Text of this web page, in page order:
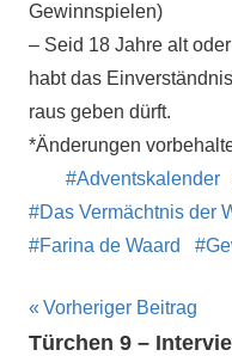
Gewinnspielen)
– Seid 18 Jahre alt oder
habt das
raus geben dürft.
*Änderungen
Adventskalender
Das Vermächtnis der
Farina de Waard
Vorheriger Beitrag
Türchen 9 –